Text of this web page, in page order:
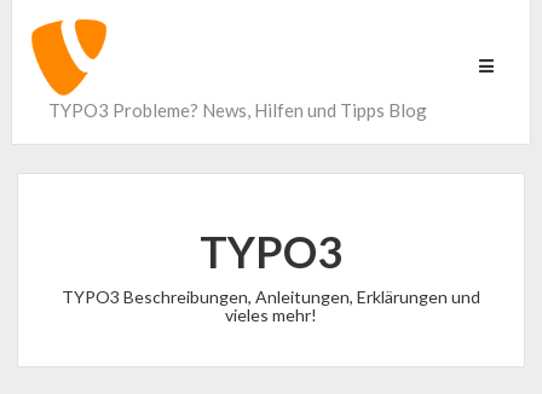
Toggle
TYPO3 Probleme? News, Hilfen und Tipps Blog
TYPO3
TYPO3 Beschreibungen, Anleitungen, Erklärungen und
vieles mehr!